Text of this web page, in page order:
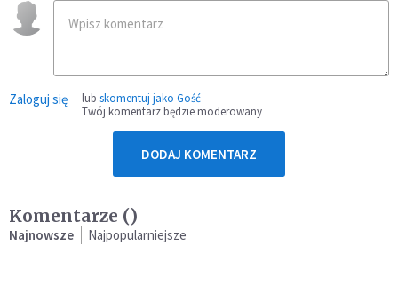
Zaloguj się lub skomentuj jako Gość
Twój komentarz będzie moderowany
DODAJ KOMENTARZ
Komentarze ()
Najnowsze Najpopularniejsze